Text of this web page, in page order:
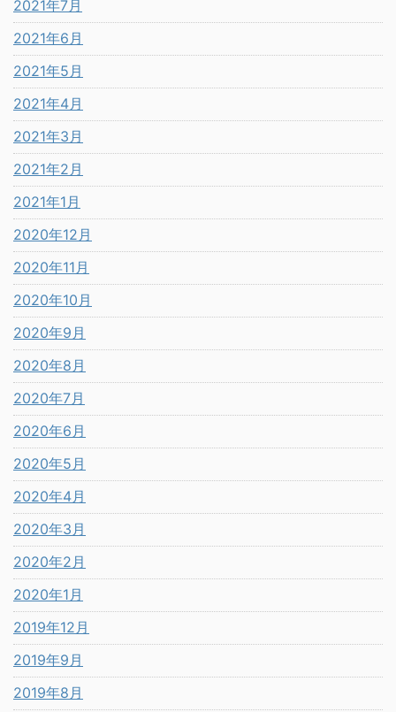
2021年7月
2021年6月
2021年5月
2021年4月
2021年3月
2021年2月
2021年1月
2020年12月
2020年11月
2020年10月
2020年9月
2020年8月
2020年7月
2020年6月
2020年5月
2020年4月
2020年3月
2020年2月
2020年1月
2019年12月
2019年9月
2019年8月